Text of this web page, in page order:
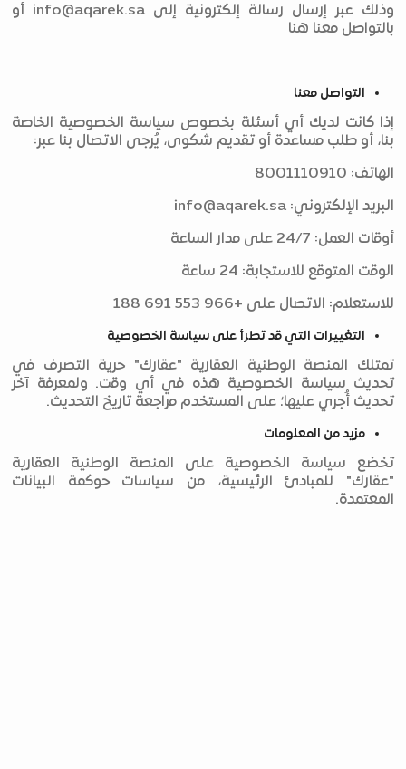
وذلك عبر إرسال رسالة إلكترونية إلى info@aqarek.sa أو
بالتواصل معنا هنا
التواصل معنا
إذا كانت لديك أي أسئلة بخصوص سياسة الخصوصية الخاصة
بنا، أو طلب مساعدة أو تقديم شكوى، يُرجى الاتصال بنا عبر:
الهاتف: 8001110910
البريد الإلكتروني: info@aqarek.sa
أوقات العمل: 24/7 على مدار الساعة
الوقت المتوقع للاستجابة: 24 ساعة
للاستعلام: الاتصال على +966 553 691 188
التغييرات التي قد تطرأ على سياسة الخصوصية
تمتلك المنصة الوطنية العقارية "عقارك" حرية التصرف في
تحديث سياسة الخصوصية هذه في أي وقت. ولمعرفة آخر
تحديث أُجري عليها؛ على المستخدم مراجعة تاريخ التحديث.
مزيد من المعلومات
تخضع سياسة الخصوصية على المنصة الوطنية العقارية
"عقارك" للمبادئ الرئيسية، من سياسات حوكمة البيانات
المعتمدة.